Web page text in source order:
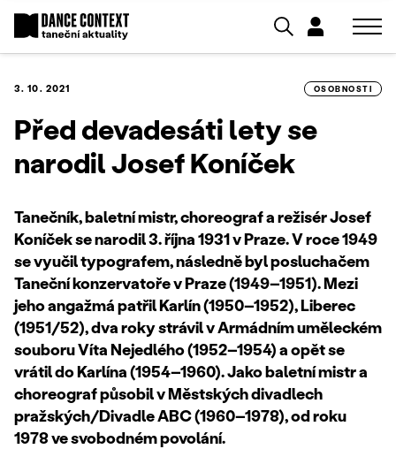
3. 10. 2021 OSOBNOSTI
Před devadesáti lety se
narodil Josef Koníček
Tanečník, baletní mistr, choreograf a režisér Josef
Koníček se narodil 3. října 1931 v Praze. V roce 1949
sevyučil typografem, následně byl posluchačem
Taneční konzervatoře v Praze (1949–1951). Mezi
jeho angažmá patřil Karlín (1950–1952), Liberec
(1951/52), dva roky strávil v Armádním uměleckém
souboru Víta Nejedlého (1952–1954) a opět se
vrátil do Karlína (1954–1960). Jako baletní mistr a
choreograf působil v Městských divadlech
pražských/Divadle ABC (1960–1978), od roku
1978 ve svobodném povolání.